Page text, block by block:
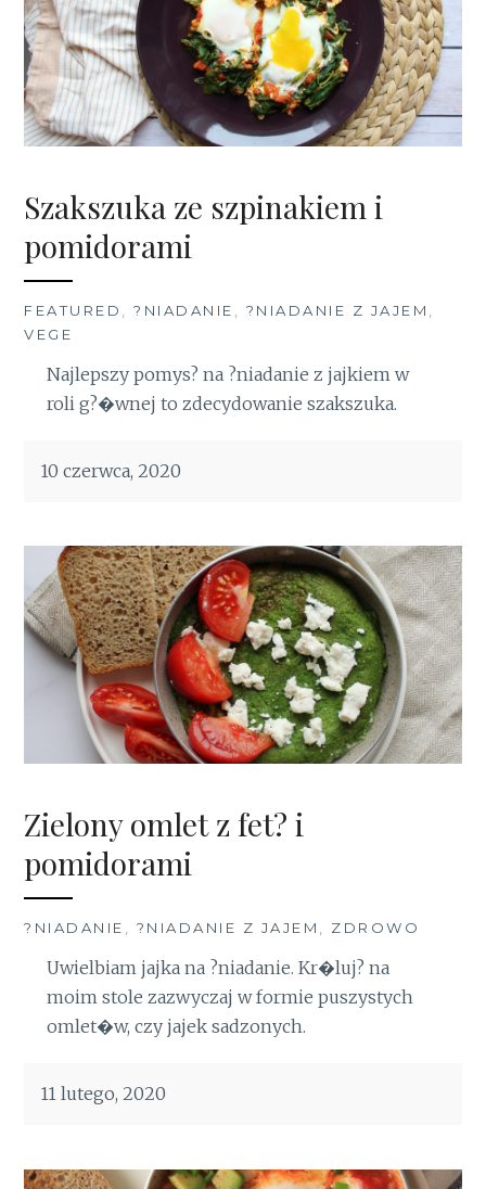
Szakszuka ze szpinakiem i
pomidorami
FEATURED ,?NIADANIE ?NIADANIE Z JAJEM
VEGE
Najlepszy pomys? na ?niadanie z jajkiem w
roli g?�wnej to zdecydowanie szakszuka.
10 czerwca, 2020
Zielony omlet z fet? i
pomidorami
?NIADANIE , ?NIADANIE Z JAJEM , ZDROWO
Uwielbiam jajka na ?niadanie. Kr�luj? na
moim stole zazwyczaj w formie puszystych
omlet�w, czy jajek sadzonych.
11 lutego, 2020